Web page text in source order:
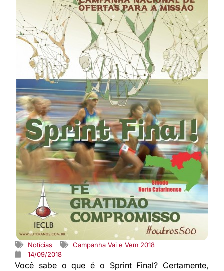
Notícias
Campanha Vai e Vem 2018
14/09/2018
Você sabe o que é o Sprint Final? Certamente,